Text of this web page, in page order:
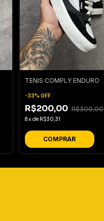
TENIS COMPLY ENDURO
-33% OFF
R$200,00 R$300,00
8xde R$30,31
COMPRAR